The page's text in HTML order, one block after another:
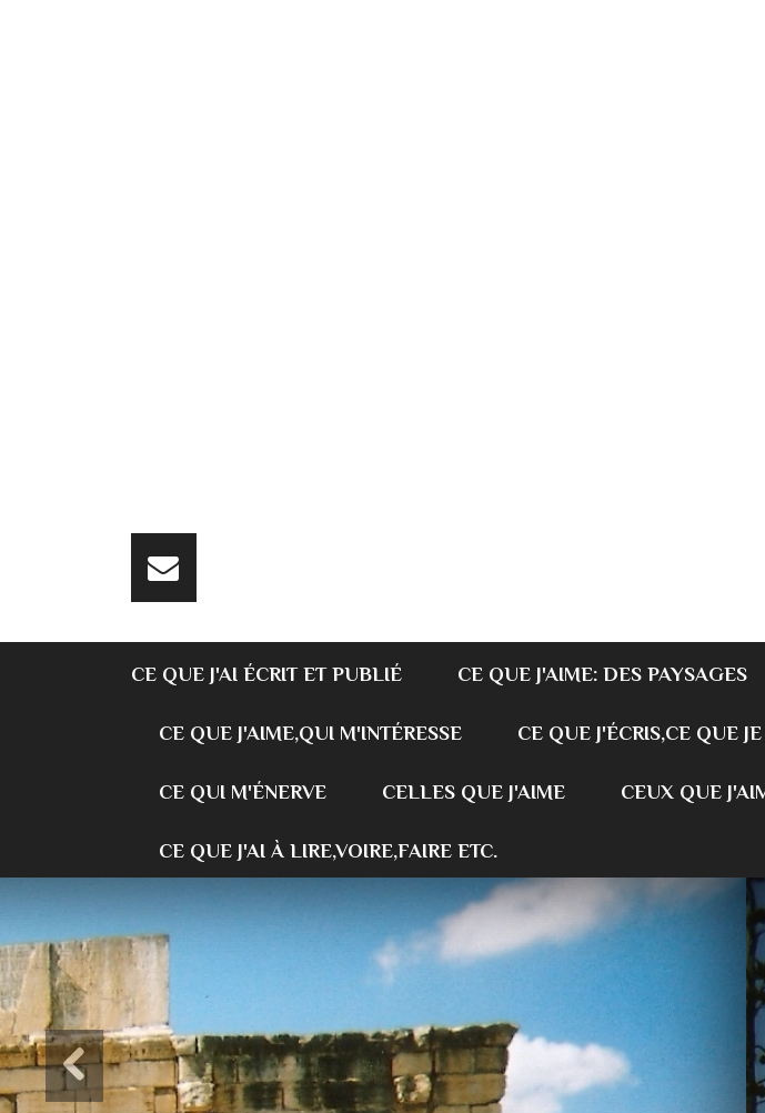
CE QUE J'AI ÉCRIT ET PUBLIÉ CE QUE J'AIME: DES PAYSAGES
CE QUE J'AIME,QUI M'INTÉRESSE CE QUE J'ÉCRIS,CE QUE
CE QUI M'ÉNERVE CELLES QUE J'AIME CEUX QUE
CE QUE J'AI À LIRE,VOIRE,FAIRE ETC.